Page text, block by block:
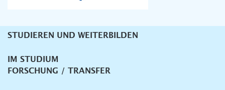
Unternavigation
STUDIEREN UND WEITERBILDEN
IM STUDIUM
FORSCHUNG / TRANSFER